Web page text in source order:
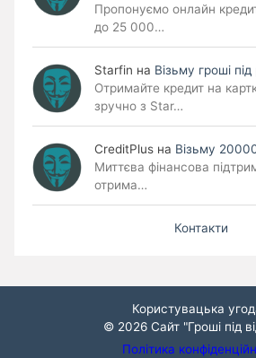
Пропонуємо онлайн
до 25 000…
Starfin на Візьму гроші
Отримайте кредит на
зручно з Star…
CreditPlus на Візьму
Миттєва фінансова
отрима…
Контакти
Користувацька
© 2026 Сайт "Гроші під
Політика